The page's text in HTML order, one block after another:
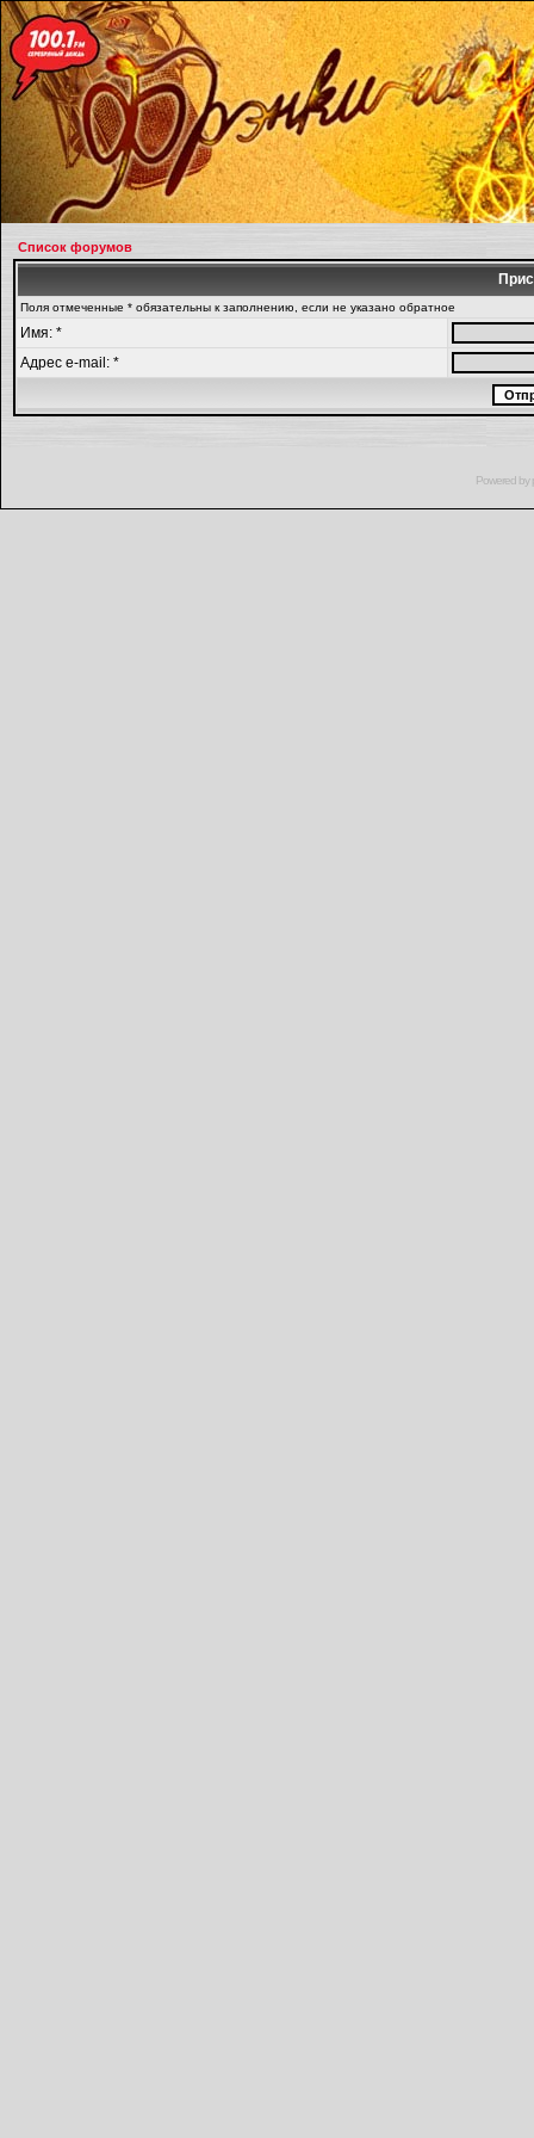
Список форумов
Поля отмеченные * обязательны к заполнению, если не указано обратное
Имя: *
Адрес e-mail: *
Powered by